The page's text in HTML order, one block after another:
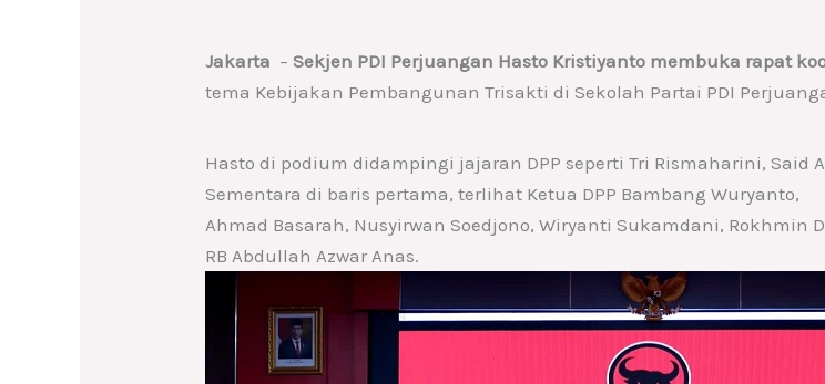
Jakarta – Sekjen PDI Perjuangan Hasto Kristiyanto membuka rapat
tema Kebijakan Pembangunan Trisakti di Sekolah Partai PDI
Hasto di podium didampingi jajaran DPP seperti Tri Rismaharini,
Sementara di baris pertama, terlihat Ketua DPP Bambang Wuryanto,
Ahmad Basarah, Nusyirwan Soedjono, Wiryanti Sukamdani, Rokhmin
RB Abdullah Azwar Anas.